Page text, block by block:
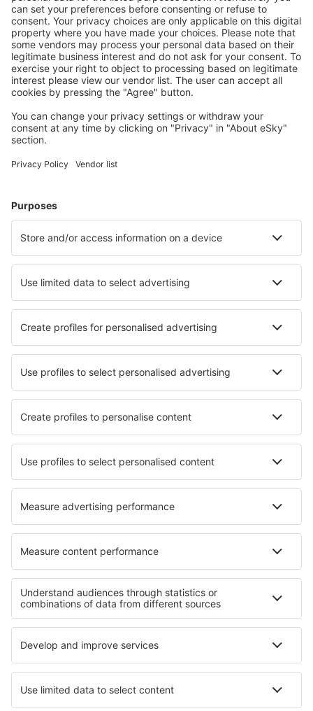
Vyberte si z více než 1.3 milionu zařízení: hotelů,
apartmánů, chat a dalších.
Uživateli eSky nejčastěji hledané ubytování
Ubytování ve Spojených státech amerických - Oblíbená
města
Ubytování in Sevierville Ubytování v Raleighu
Ubytování v Key West Ubytování in Glendale
Nejlepší ubytování - města
Ubytování in Saky Ubytování in Biri
Ubytování in Horboden Ubytování Juyongguan
Ubytování in Galyateto Ubytování in Tayac
Ubytování in Kings Canyon National Park
Ubytování v Národní park Hot Springs Ubytování v Údolí smrti
Ubytování in Massachusetts Ubytování v Chiang Mai
Ubytování na Milosu Ubytování na Grand Bahama
Ubytování in Pirin Ubytování in Dobruja